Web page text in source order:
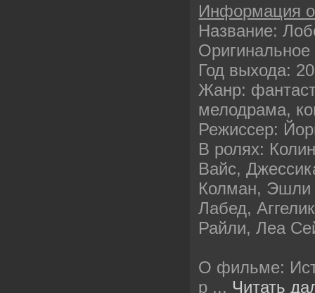
Информация
Название:
Год выхода:
Жанр:
мелодрама,
Режиссер:
В ролях:
Вайс,
Колман, Эшли
Лабед,
Райли, Леа
О фильме:
р ... Читать